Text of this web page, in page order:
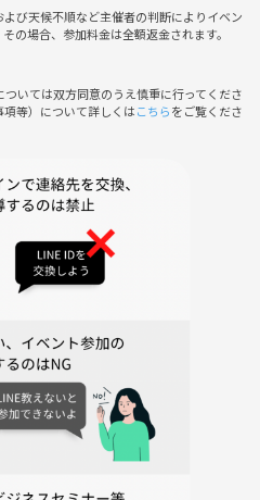
が出来る
できる
禁止しております。商品の販売やビ
の参加はご遠慮願います。ルール違
ます。
び天候不順など主催者の判断によりイベン
の場合、参加料金は全額返金されます。
いては双方同意のうえ慎重に行ってくださ
等）について詳しくはこちらをご覧くださ